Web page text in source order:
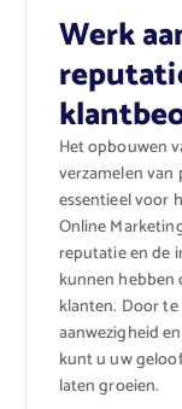
Werk
Het opbouwen
verzamelen
essentieel voor
Online
reputatie en de
kunnen
klanten. Door
aanwezigheid
kunt u uw
laten groeien.